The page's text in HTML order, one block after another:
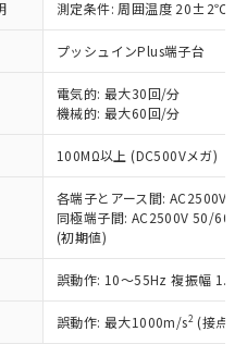
測定条件: 周囲温度 20±2℃、
プッシュインPlus端子台
電気的: 最大30回/分
機械的: 最大60回/分
100MΩ以上 (DC500Vメガ)
各端子とアース間: AC2500V
同極端子間: AC2500V 50/
(初期値)
誤動作: 10～55Hz 複振幅
誤動作: 最大1000m/s2 (接点
ただき、同意のうえ
社制御機器事業取扱
況および標準価格
ていただくもので
取扱商品の中には、
外となる商品もある
さい。
準価格照会結果は、
日時点での社内デー
れるものであり、閲
実際の在庫および標
指令（10物質）の
で、対応品を出す予
中または確認中の
など無形物で、有
い商品です。
、非含有部品として
判明した場合などや
があります。
(Hg) 1000ppm以下、 カド
有率が中国RoHSの
示します。
含有率が中国RoHSの
とを示します。
社販売部門へお問
(GB/T26572)：
) : 1000ppm、 Cd(カドミウ
社製品のうち、外国
易法に定める商品
等」という）を輸出
供する場合は、日本
(または役務取引許